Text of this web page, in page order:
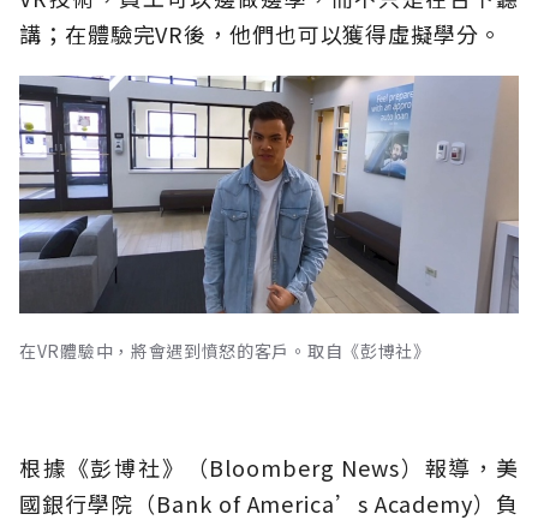
講；在體驗完VR後，他們也可以獲得虛擬學分。
在VR體驗中，將會遇到憤怒的客戶。取自《彭博社》
根據《彭博社》（Bloomberg News）報導，美
國銀行學院（Bank of America’s Academy）負